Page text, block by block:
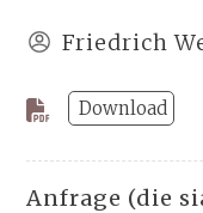
Friedrich
Download
Anfrage (die